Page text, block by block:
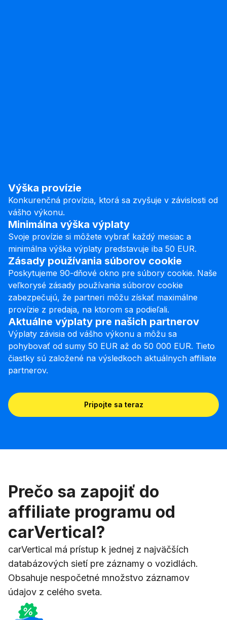
Výška provízie
Konkurenčná provízia, ktorá sa zvyšuje v závislosti od
vášho výkonu.
Minimálna výška výplaty
Svoje provízie si môžete vybrať každý mesiac a
minimálna výška výplaty predstavuje iba 50 EUR.
Zásady používania súborov cookie
Poskytujeme 90-dňové okno pre súbory cookie. Naše
veľkorysé zásady používania súborov cookie
zabezpečujú, že partneri môžu získať maximálne
provízie z predaja, na ktorom sa podieľali.
Aktuálne výplaty pre našich partnerov
Výplaty závisia od vášho výkonu a môžu sa
pohybovať od sumy 50 EUR až do 50 000 EUR. Tieto
čiastky sú založené na výsledkoch aktuálnych affiliate
partnerov.
Pripojte sa teraz
Prečo sa zapojiť do
affiliate programu od
carVertical?
carVertical má prístup k jednej z najväčších
databázových sietí pre záznamy o vozidlách.
Obsahuje nespočetné množstvo záznamov
údajov z celého sveta.